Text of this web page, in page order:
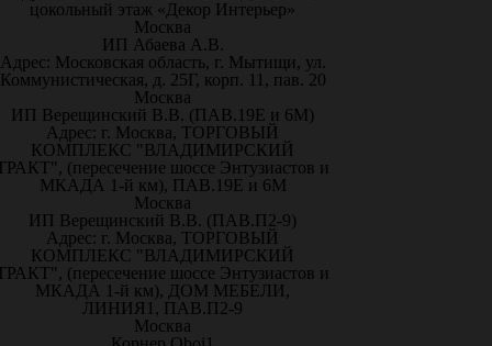
цокольный этаж «Декор Интерьер»
Москва
ИП Абаева А.В.
Адрес: Московская область, г. Мытищи, ул.
Коммунистическая, д. 25Г, корп. 11, пав. 20
Москва
ИП Верещинский В.В. (ПАВ.19Е и 6М)
Адрес: г. Москва, ТОРГОВЫЙ
КОМПЛЕКС "ВЛАДИМИРСКИЙ
(пересечение шоссе Энтузиастов и
МКАДА 1-й км), ПАВ.19Е и 6М
Москва
ИП Верещинский В.В. (ПАВ.П2-9)
Адрес: г. Москва, ТОРГОВЫЙ
КОМПЛЕКС "ВЛАДИМИРСКИЙ
(пересечение шоссе Энтузиастов и
МКАДА 1-й км), ДОМ МЕБЕЛИ,
ЛИНИЯ1, ПАВ.П2-9
Москва